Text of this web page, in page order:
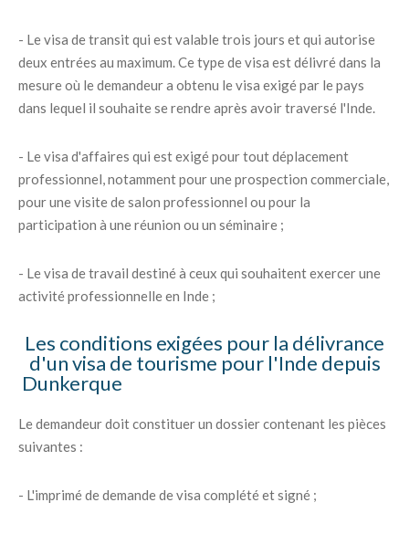
- Le visa de transit qui est valable trois jours et qui autorise
deux entrées au maximum. Ce type de visa est délivré dans la
mesure où le demandeur a obtenu le visa exigé par le pays
dans lequel il souhaite se rendre après avoir traversé l'Inde.
- Le visa d'affaires qui est exigé pour tout déplacement
professionnel, notamment pour une prospection commerciale,
pour une visite de salon professionnel ou pour la
participation à une réunion ou un séminaire ;
- Le visa de travail destiné à ceux qui souhaitent exercer une
activité professionnelle en Inde ;
Les conditions exigées pour la délivrance
d'un visa de tourisme pour l'Inde depuis
Dunkerque
Le demandeur doit constituer un dossier contenant les pièces
suivantes :
- L'imprimé de demande de visa complété et signé ;